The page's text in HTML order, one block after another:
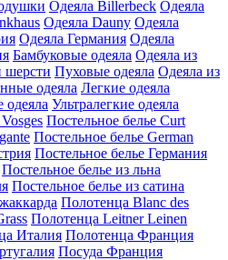
Одеяла Billerbeck Одеяла
Одеяла Dauny Одеяла
Одеяла Германия Одеяла
Бамбуковые одеяла Одеяла из
шерсти Пуховые одеяла Одеяла из
одеяла Легкие одеяла
одеяла Ультралегкие одеяла
Постельное белье Curt
Постельное белье German
Постельное белье Германия
Постельное белье из льна
Постельное белье из сатина
Полотенца Blanc des
Полотенца Leitner Leinen
Италия Полотенца Франция
Посуда Франция